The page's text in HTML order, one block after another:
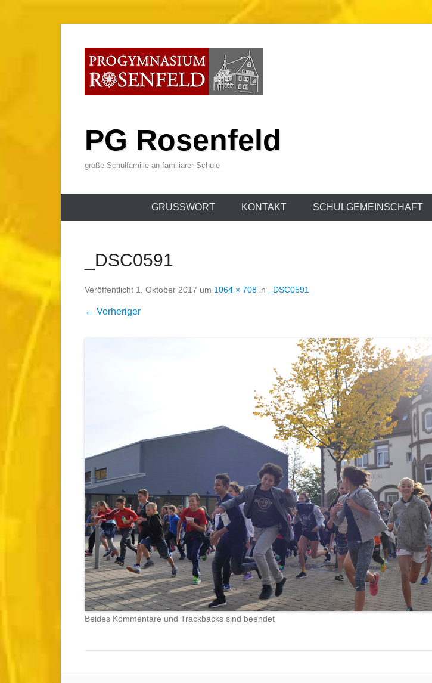
wechseln
PG Rosenfeld
große Schulfamilie an familiärer Schule
GRUSSWORT KONTAKT SCHULGEMEINSCHAFT
_DSC0591
Veröffentlicht 1. Oktober 2017 um 1064 × 708 in _DSC0591
← Vorheriger
Beides Kommentare und Trackbacks sind beendet